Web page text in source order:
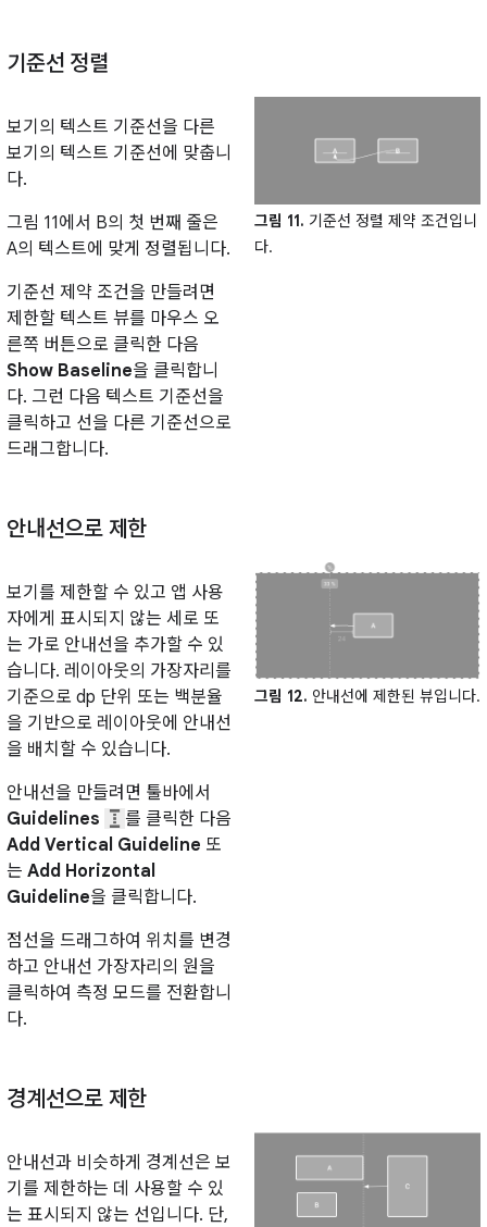
기준선 정렬
보기의 텍스트 기준선을 다른
보기의 텍스트 기준선에 맞춥니
다.
그림 11에서 B의 첫 번째 줄은
A의 텍스트에 맞게 정렬됩니다.
기준선 제약 조건을 만들려면
제한할 텍스트 뷰를 마우스 오
른쪽 버튼으로 클릭한 다음
Show Baseline을 클릭합니
다. 그런 다음 텍스트 기준선을
클릭하고 선을 다른 기준선으로
드래그합니다.
그림 11. 기준선 정렬 제약 조건입니
다.
안내선으로 제한
보기를 제한할 수 있고 앱 사용
자에게 표시되지 않는 세로 또
는 가로 안내선을 추가할 수 있
습니다. 레이아웃의 가장자리를
기준으로 dp 단위 또는 백분율
을 기반으로 레이아웃에 안내선
을 배치할 수 있습니다.
안내선을 만들려면 툴바에서
Guidelines
를 클릭한 다음
Add Vertical Guideline 또
는 Add Horizontal
Guideline을 클릭합니다.
점선을 드래그하여 위치를 변경
하고 안내선 가장자리의 원을
클릭하여 측정 모드를 전환합니
다.
그림 12. 안내선에 제한된 뷰입니다.
경계선으로 제한
안내선과 비슷하게 경계선은 보
기를 제한하는 데 사용할 수 있
는 표시되지 않는 선입니다. 단,